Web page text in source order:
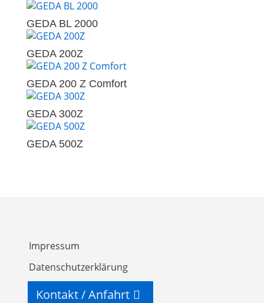
GEDA BL 2000
GEDA 200Z
GEDA 200 Z Comfort
GEDA 300Z
GEDA 500Z
Impressum
Datenschutzerklärung
Kontakt / Anfahrt